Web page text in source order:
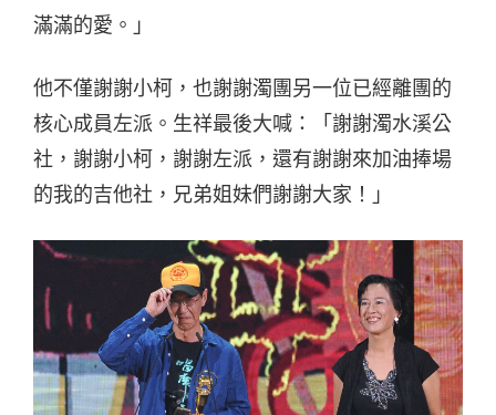
滿滿的愛。」
他不僅謝謝小柯，也謝謝濁團另一位已經離團的
核心成員左派。生祥最後大喊：「謝謝濁水溪公
社，謝謝小柯，謝謝左派，還有謝謝來加油捧場
的我的吉他社，兄弟姐妹們謝謝大家！」